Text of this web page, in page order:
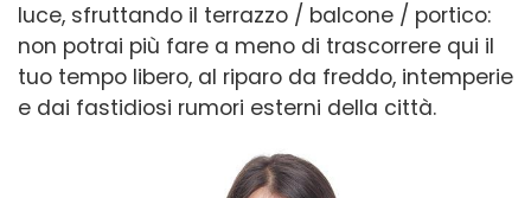
luce, sfruttando il terrazzo / balcone / portico:
non potrai più fare a meno di trascorrere qui il
tuo tempo libero, al riparo da freddo, intemperie
e dai fastidiosi rumori esterni della città.